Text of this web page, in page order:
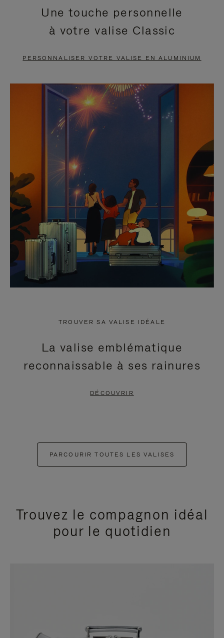
EN
PAUSE,
APPUYEZ
POUR
METTRE
PAUSE
VIDÉO
EST
DÉSACTIVÉ.
CLIQUER
POUR
RÉACTIVER
LE
SON
Une touche personnelle
à votre valise Classic
PERSONNALISER VOTRE VALISE EN ALUMINIUM
TROUVER SA VALISE IDÉALE
La valise emblématique
reconnaissable à ses rainures
DÉCOUVRIR
PARCOURIR TOUTES LES VALISES
Trouvez le compagnon idéal
pour le quotidien